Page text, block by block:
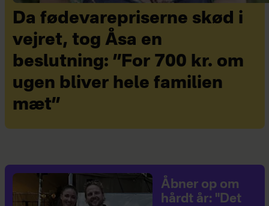
Da fødevarepriserne skød i
vejret, tog Åsa en
beslutning: ”For 700 kr. om
ugen bliver hele familien
mæt”
Åbner op om
hårdt år: "Det